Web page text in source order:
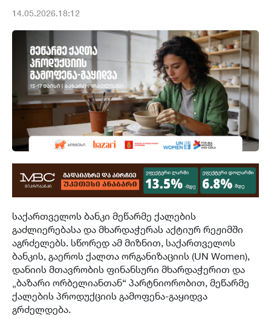
14.05.2026.18:12
საქართველოს ბანკი მეწარმე ქალების
გაძლიერებასა და მხარდაჭერას აქტიურ რეჟიმში
აგრძელებს. სწორედ ამ მიზნით, საქართველოს
ბანკის, გაეროს ქალთა ორგანიზაციის (UN Women),
დანიის მთავრობის ფინანსური მხარდაჭერით და
„ბაზარი ორბელიანთან“ პარტნიორობით, მეწარმე
ქალების პროდუქციის გამოფენა-გაყიდვა
გრძელდება.